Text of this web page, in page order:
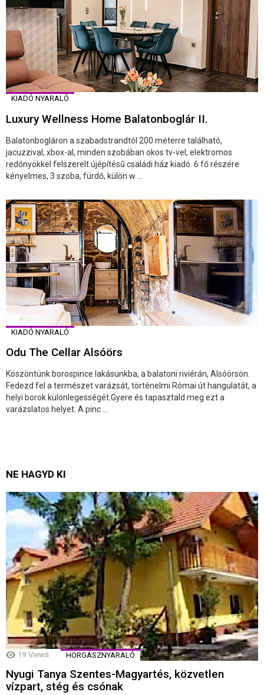
KIADÓ NYARALÓ
Luxury Wellness Home Balatonboglár II.
Balatonbogláron a szabadstrandtól 200 méterre található,
jacuzzival, xbox-al, minden szobában okos tv-vel, elektromos
redőnyökkel felszerelt újépítésű családi ház kiadó. 6 fő részére
kényelmes, 3 szoba, fürdő, külön w ...
KIADÓ NYARALÓ
Odu The Cellar Alsóörs
Köszöntünk borospince lakásunkba, a balatoni riviérán, Alsóörsön.
Fedezd fel a természet varázsát, történelmi Római út hangulatát, a
helyi borok különlegességét.Gyere és tapasztald meg ezt a
varázslatos helyet. A pinc ...
NE HAGYD KI
19 Views HORGÁSZNYARALÓ
Nyugi Tanya Szentes-Magyartés, közvetlen
vízpart, stég és csónak